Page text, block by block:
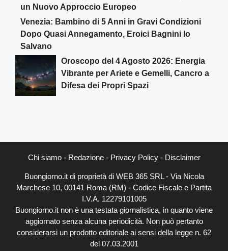
un Nuovo Approccio Europeo
Venezia: Bambino di 5 Anni in Gravi Condizioni
Dopo Quasi Annegamento, Eroici Bagnini lo
Salvano
Oroscopo del 4 Agosto 2026: Energia
Vibrante per Ariete e Gemelli, Cancro a
Difesa dei Propri Spazi
Chi siamo- Redazione- Privacy Policy- Disclaimer
Buongiorno.it di proprietà di WEB 365 SRL - Via Nicola
Marchese 10, 00141 Roma (RM) - Codice Fiscale e Partita
I.V.A. 12279101005
Buongiorno.it non è una testata giornalistica, in quanto viene
aggiornato senza alcuna periodicità. Non può pertanto
considerarsi un prodotto editoriale ai sensi della legge n. 62
del 07.03.2001